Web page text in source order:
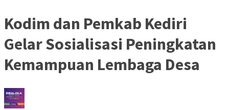
Kodim dan Pemkab Kediri
Gelar Sosialisasi Peningkatan
Kemampuan Lembaga Desa